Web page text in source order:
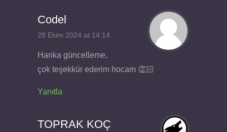
Codel
28 Ekim 2024 at 14:14
Harika güncelleme,
çok teşekkür ederim hocam 👏🏻
Yanıtla
TOPRAK KOÇ